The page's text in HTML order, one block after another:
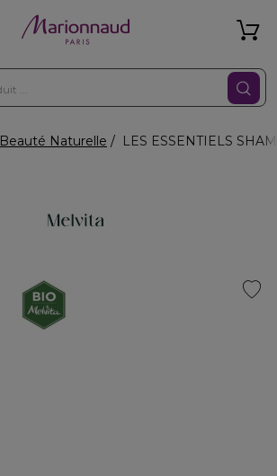
Beauté Naturelle LES ESSENTIELS